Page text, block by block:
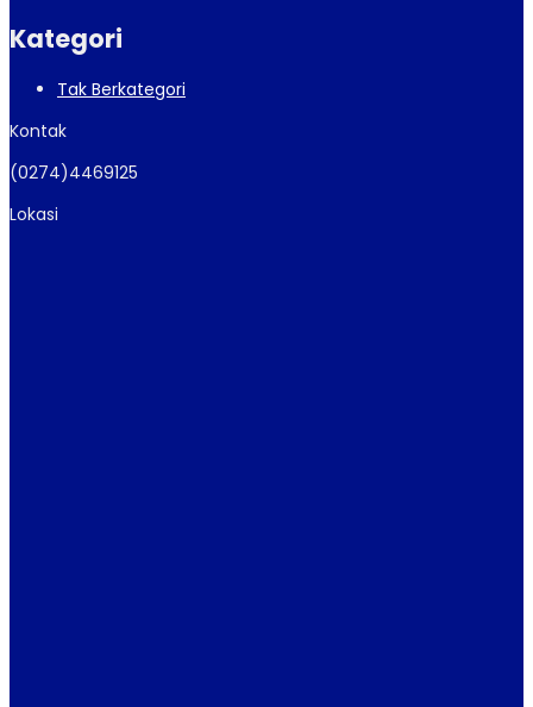
Kategori
Tak Berkategori
Kontak
(0274)4469125
Lokasi